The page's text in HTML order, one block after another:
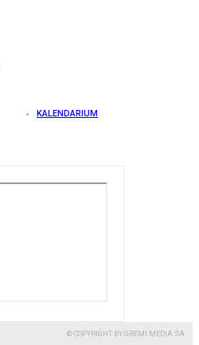
KALENDARIUM
© COPYRIGHT BY GREMI MEDIA SA